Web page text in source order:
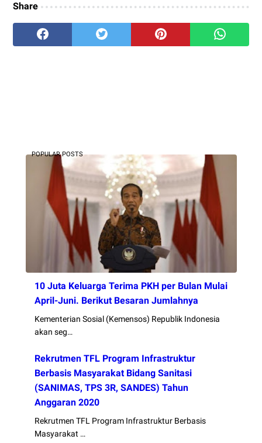
Share
POPULAR POSTS
10 Juta Keluarga Terima PKH per Bulan Mulai
April-Juni. Berikut Besaran Jumlahnya
Kementerian Sosial (Kemensos) Republik Indonesia
akan seg…
Rekrutmen TFL Program Infrastruktur
Berbasis Masyarakat Bidang Sanitasi
(SANIMAS, TPS 3R, SANDES) Tahun
Anggaran 2020
Rekrutmen TFL Program Infrastruktur Berbasis
Masyarakat …